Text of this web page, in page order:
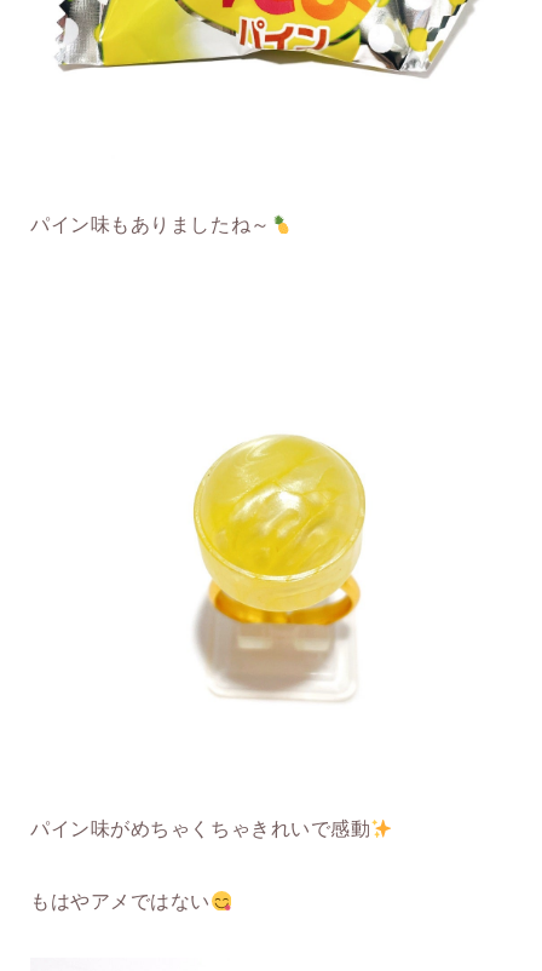
パイン味もありましたね～
パイン味がめちゃくちゃきれいで感動
もはやアメではない